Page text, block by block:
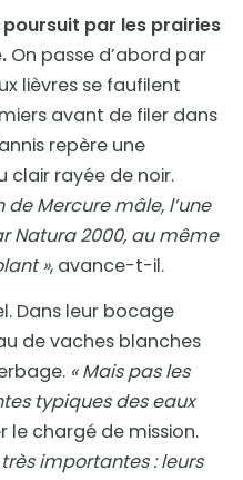
par les prairies
On passe d’abord par
lièvres se faufilent
avant de filer dans
repère une
clair rayée de noir.
de Mercure mâle, l’une
Natura 2000, au même
», avance-t-il.
Dans leur bocage
de vaches blanches
« Mais pas les
typiques des eaux
le chargé de mission.
importantes : leurs